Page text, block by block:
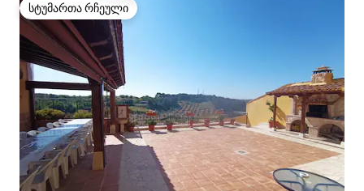
სტუმართა რჩეული
სტუმართა რჩეული